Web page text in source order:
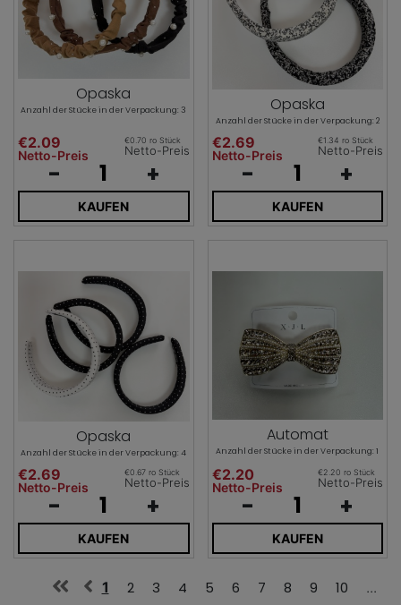
Opaska
Anzahl der Stücke in der Verpackung: 3
€2.09
Netto-Preis
€0.70 ro Stück
Netto-Preis
- +
KAUFEN
Opaska
Anzahl der Stücke in der Verpackung: 2
€2.69
Netto-Preis
€1.34 ro Stück
Netto-Preis
- +
KAUFEN
Opaska
Anzahl der Stücke in der Verpackung: 4
€2.69
Netto-Preis
€0.67 ro Stück
Netto-Preis
- +
KAUFEN
Automat
Anzahl der Stücke in der Verpackung: 1
€2.20
Netto-Preis
€2.20 ro Stück
Netto-Preis
- +
KAUFEN
1 2 3 4 5 6 7 8 9 10 ...